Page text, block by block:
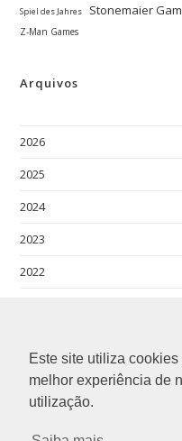
Este site utiliza
melhor experiência de
utilização.
Spiel des Jahres Stonemaier
Z-Man Games
Arquivos
2026
2025
2024
2023
2022
2019
2018